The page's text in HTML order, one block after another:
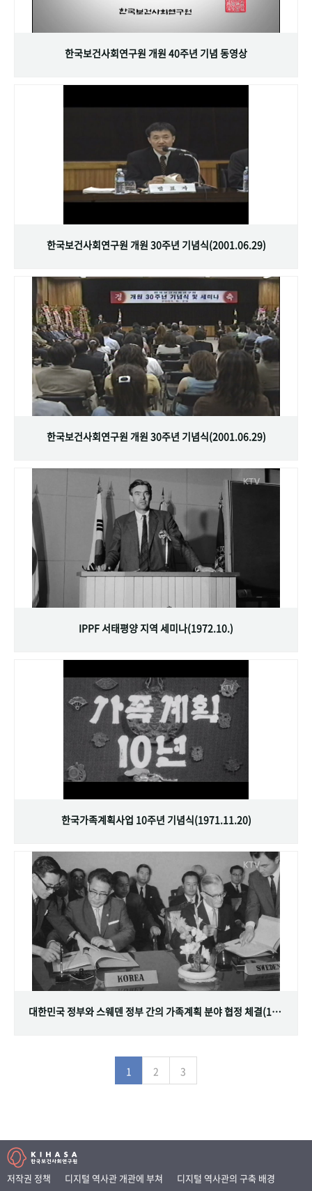
한국보건사회연구원 개원 40주년 기념 동영상
한국보건사회연구원 개원 30주년 기념식(2001.06.29)
한국보건사회연구원 개원 30주년 기념식(2001.06.29)
IPPF 서태평양 지역 세미나(1972.10.)
한국가족계획사업 10주년 기념식(1971.11.20)
대한민국 정부와 스웨덴 정부 간의 가족계획 분야 협정 체결(1968.07.12)
1 2 3
저작권 정책 디지털 역사관 개관에 부쳐
디지털 역사관의 구축 배경